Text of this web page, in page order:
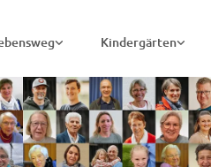
Kindergärten